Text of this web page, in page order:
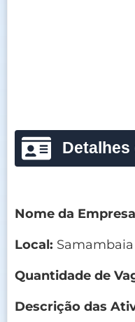
Detalhes
Nome da
Local: Samambaia
Quantidade de
Descrição das